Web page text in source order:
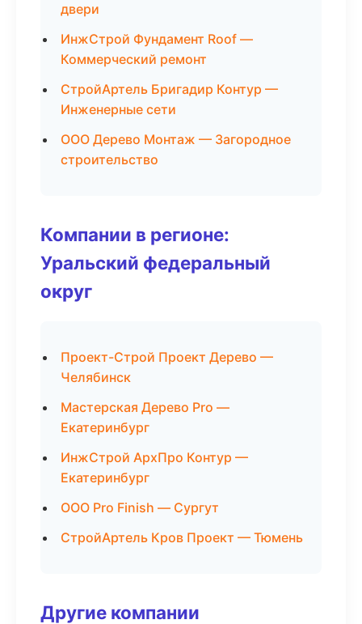
двери
ИнжСтрой Фундамент Roof —
Коммерческий ремонт
СтройАртель Бригадир Контур —
Инженерные сети
ООО Дерево Монтаж — Загородное
строительство
Компании в регионе:
Уральский федеральный
округ
Проект-Строй Проект Дерево —
Челябинск
Мастерская Дерево Pro —
Екатеринбург
ИнжСтрой АрхПро Контур —
Екатеринбург
ООО Pro Finish — Сургут
СтройАртель Кров Проект — Тюмень
Другие компании